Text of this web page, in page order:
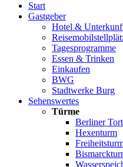
Start
Gastgeber
Hotel &
Tagesprogramme
Essen & Trinken
Einkaufen
BWG
Stadtwerke Burg
Sehenswertes
Türme
Berliner
Hexenturm